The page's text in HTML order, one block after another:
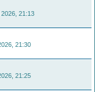
21:13
21:30
21:25